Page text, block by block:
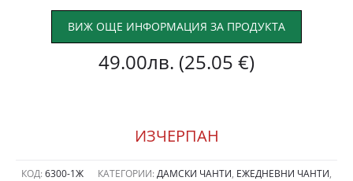
ВИЖ ОЩЕ ИНФОРМАЦИЯ ЗА ПРОДУКТА
49.00лв. (25.05 €)
ИЗЧЕРПАН
КОД: 6300-1Ж КАТЕГОРИИ: ДАМСКИ ЧАНТИ, ЕЖЕДНЕВНИ ЧАНТИ,